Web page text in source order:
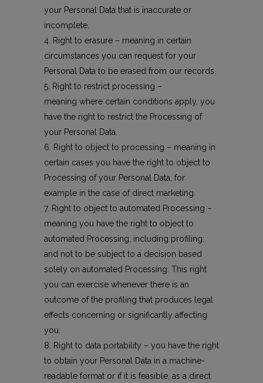
your Personal Data that is inaccurate or
incomplete.
Right to erasure – meaning in certain
circumstances you can request for your
Personal Data to be erased from our records.
Right to restrict processing –
meaning where certain conditions apply, you
have the right to restrict the Processing of
your Personal Data.
Right to object to processing – meaning in
certain cases you have the right to object to
Processing of your Personal Data, for
example in the case of direct marketing.
Right to object to automated Processing –
meaning you have the right to object to
automated Processing, including profiling;
and not to be subject to a decision based
solely on automated Processing. This right
you can exercise whenever there is an
outcome of the profiling that produces legal
effects concerning or significantly affecting
you.
Right to data portability – you have the right
to obtain your Personal Data in a machine-
readable format or if it is feasible, as a direct